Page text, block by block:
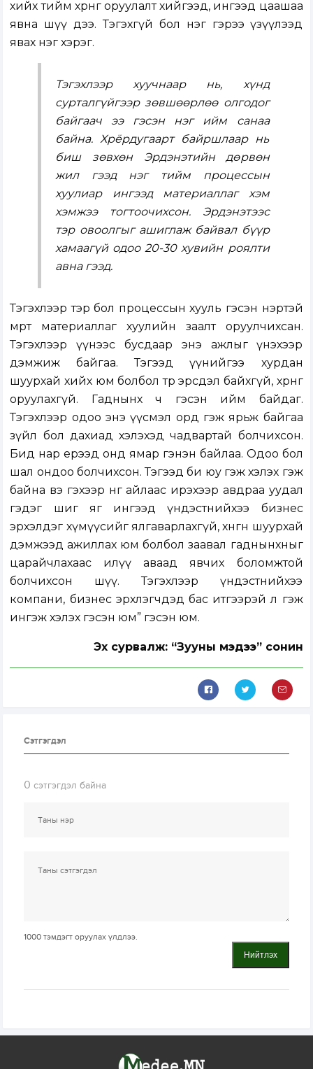
хийх тийм хөрөнгө оруулалт хийгээд, ингээд цаашаа
явна шүү дээ. Тэгэхгүй бол нэг гэрээ үзүүлээд
явах нэг хэрэг.
Тэгэхлээр хуучнаар нь, хүнд
сурталгүйгээр зөвшөөрлөө олгодог
байгаач ээ гэсэн нэг ийм санаа
байна. Хрёрдугаарт байршлаар нь
биш зөвхөн Эрдэнэтийн дөрвөн
жил гээд нэг тийм процессын
хуулиар ингээд материаллаг хэм
хэмжээ тогтоочихсон. Эрдэнэтээс
тэр овоолгыг ашиглаж байвал бүүр
хамаагүй одоо 20-30 хувийн роялти
авна гээд.
Тэгэхлээр тэр бол процессын хууль гэсэн нэртэй
мөртөө материаллаг хуулийн заалт оруулчихсан.
Тэгэхлээр үүнээс бусдаар энэ ажлыг үнэхээр
дэмжиж байгаа. Тэгээд үүнийгээ хурдан
шуурхай хийх юм болбол төр эрсдэл байхгүй, хөрөнгө
оруулахгүй. Гаднынх ч гэсэн ийм байдаг.
Тэгэхлээр одоо энэ үүсмэл орд гэж ярьж байгаа
зүйл бол дахиад хэлэхэд чадвартай болчихсон.
Бид нар ерээд онд ямар гэнэн байлаа. Одоо бол
шал ондоо болчихсон. Тэгээд би юу гэж хэлэх гэж
байна вэ гэхээр нөгөө айлаас ирэхээр авдраа уудал
гэдэг шиг яг ингээд үндэстнийхээ бизнес
эрхэлдэг хүмүүсийг ялгаварлахгүй, хөнгөн шуурхай
дэмжээд ажиллах юм болбол заавал гаднынхныг
царайчлахаас илүү аваад явчих боломжтой
болчихсон шүү. Тэгэхлээр үндэстнийхээ
компани, бизнес эрхлэгчдэд бас итгээрэй л гэж
ингэж хэлэх гэсэн юм” гэсэн юм.
Эх сурвалж: “Зууны мэдээ” сонин
Сэтгэгдэл
0 сэтгэгдэл байна
1000 тэмдэгт оруулах үлдлээ.
Нийтлэх